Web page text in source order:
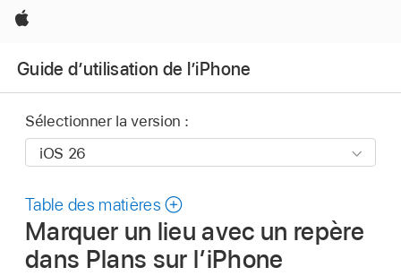
Apple
Guide d’utilisation de l’iPhone
Sélectionner la version :
Table des matières
Marquer un lieu avec un repère
dans Plans sur l’iPhone